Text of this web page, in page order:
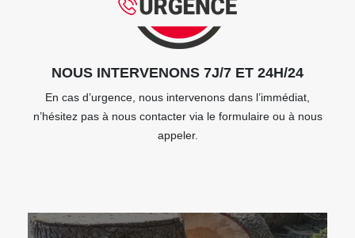
NOUS INTERVENONS 7J/7 ET 24H/24
En cas d’urgence, nous intervenons dans l’immédiat,
n’hésitez pas à nous contacter via le formulaire ou à nous
appeler.